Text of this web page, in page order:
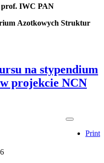
IWC PAN
Azotkowych Struktur
na stypendium
projekcie NCN
Print